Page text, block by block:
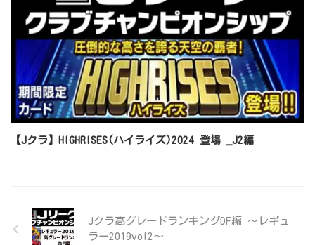
【Jクラ】HIGHRISES(ハイライズ)2024 登場 _J2編
Jクラ高グレードランキングDF編 ～レギュ
ラー2019vol2～